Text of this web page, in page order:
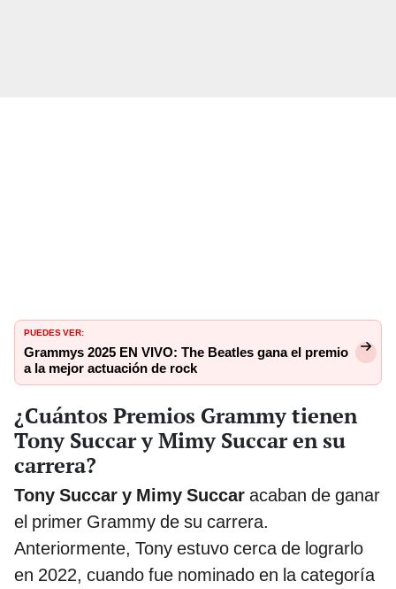
PUEDES VER:
Grammys 2025 EN VIVO: The Beatles gana el premio
a la mejor actuación de rock
¿Cuántos Premios Grammy tienen
Tony Succar y Mimy Succar en su
carrera?
Tony Succar y Mimy Succar acaban de ganar
el primer Grammy de su carrera.
Anteriormente, Tony estuvo cerca de lograrlo
en 2022, cuando fue nominado en la categoría